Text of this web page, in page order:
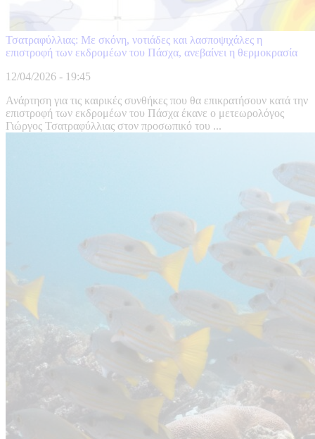
Τσατραφύλλιας: Με σκόνη, νοτιάδες και λασποψιχάλες η
επιστροφή των εκδρομέων του Πάσχα, ανεβαίνει η θερμοκρασία
12/04/2026 - 19:45
Ανάρτηση για τις καιρικές συνθήκες που θα επικρατήσουν κατά την
επιστροφή των εκδρομέων του Πάσχα έκανε ο μετεωρολόγος
Γιώργος Τσατραφύλλιας στον προσωπικό του ...